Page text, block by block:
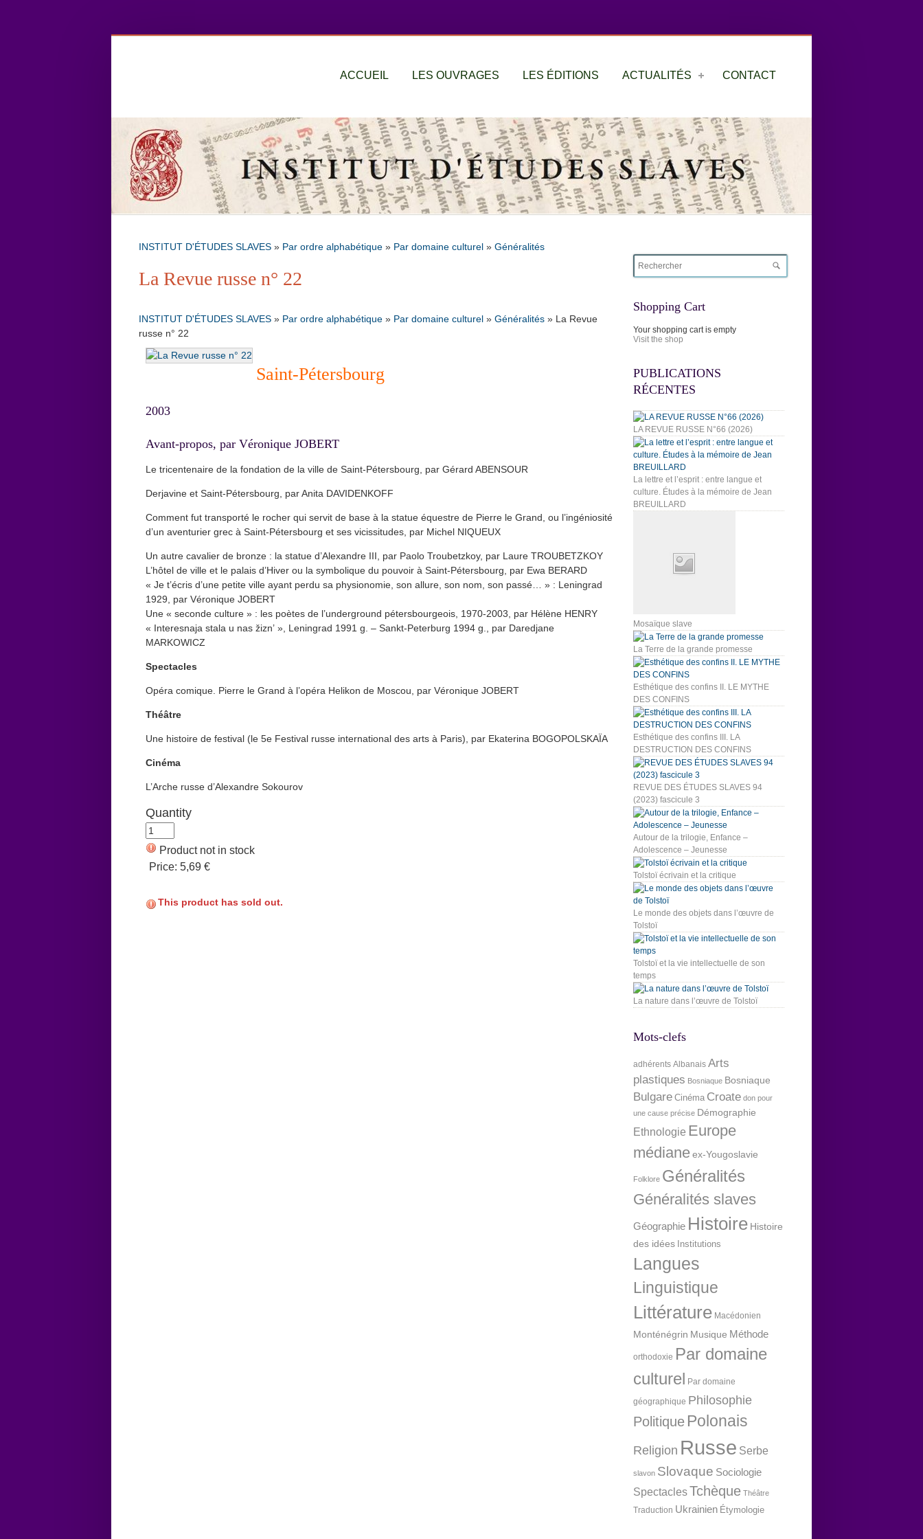
ACCUEIL LES OUVRAGES LES ÉDITIONS ACTUALITÉS CONTACT
INSTITUT D'ÉTUDES SLAVES » Par ordre alphabétique » Par domaine culturel » Généralités
La Revue russe n° 22
INSTITUT D'ÉTUDES SLAVES » Par ordre alphabétique » Par domaine culturel » Généralités » La Revue
russe n° 22
Saint-Pétersbourg
2003
Avant-propos, par Véronique JOBERT
Le tricentenaire de la fondation de la ville de Saint-Pétersbourg, par Gérard ABENSOUR
Derjavine et Saint-Pétersbourg, par Anita DAVIDENKOFF
Comment fut transporté le rocher qui servit de base à la statue équestre de Pierre le Grand, ou l’ingéniosité
d’un aventurier grec à Saint-Pétersbourg et ses vicissitudes, par Michel NIQUEUX
Un autre cavalier de bronze : la statue d’Alexandre III, par Paolo Troubetzkoy, par Laure TROUBETZKOY
L’hôtel de ville et le palais d’Hiver ou la symbolique du pouvoir à Saint-Pétersbourg, par Ewa BERARD
« Je t’écris d’une petite ville ayant perdu sa physionomie, son allure, son nom, son passé… » : Leningrad
1929, par Véronique JOBERT
Une « seconde culture » : les poètes de l’underground pétersbourgeois, 1970-2003, par Hélène HENRY
« Interesnaja stala u nas žizn’ », Leningrad 1991 g. – Sankt-Peterburg 1994 g., par Daredjane
MARKOWICZ
Spectacles
Opéra comique. Pierre le Grand à l’opéra Helikon de Moscou, par Véronique JOBERT
Théâtre
Une histoire de festival (le 5e Festival russe international des arts à Paris), par Ekaterina BOGOPOLSKAÏA
Cinéma
L’Arche russe d’Alexandre Sokourov
Quantity
Product not in stock
Price: 5,69 €
This product has sold out.
Shopping Cart
Your shopping cart is empty
Visit the shop
PUBLICATIONS
RÉCENTES
LA REVUE RUSSE N°66 (2026)
La lettre et l’esprit : entre langue et
culture. Études à la mémoire de Jean
BREUILLARD
Mosaïque slave
La Terre de la grande promesse
Esthétique des confins II. LE MYTHE
DES CONFINS
Esthétique des confins III. LA
DESTRUCTION DES CONFINS
REVUE DES ÉTUDES SLAVES 94
(2023) fascicule 3
Autour de la trilogie, Enfance –
Adolescence – Jeunesse
Tolstoï écrivain et la critique
Le monde des objets dans l’œuvre de
Tolstoï
Tolstoï et la vie intellectuelle de son
temps
La nature dans l’œuvre de Tolstoï
Mots-clefs
adhérents Albanais Arts
plastiques Bosniaque Bosniaque
Bulgare Cinéma Croate don pour
une cause précise Démographie
Ethnologie Europe
médianeex-Yougoslavie
Folklore Généralités
Généralités slaves
Géographie Histoire Histoire
des idées Institutions
Langues
Linguistique
Littérature Macédonien
Monténégrin Musique Méthode
orthodoxie Par domaine
culturel Par domaine
géographique Philosophie
Politique Polonais
Religion Russe Serbe
slavon Slovaque Sociologie
SpectaclesTchèque Théâtre
Traduction Ukrainien Étymologie